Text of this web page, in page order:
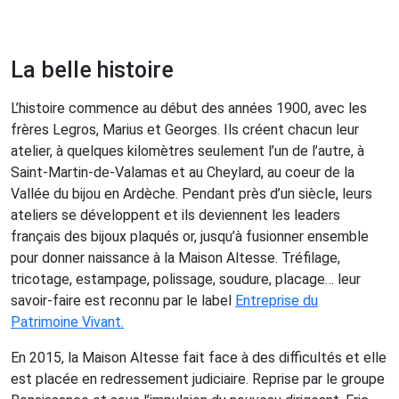
La belle histoire
L’histoire commence au début des années 1900, avec les
frères Legros, Marius et Georges. Ils créent chacun leur
atelier, à quelques kilomètres seulement l’un de l’autre, à
Saint-Martin-de-Valamas et au Cheylard, au coeur de la
Vallée du bijou en Ardèche. Pendant près d’un siècle, leurs
ateliers se développent et ils deviennent les leaders
français des bijoux plaqués or, jusqu’à fusionner ensemble
pour donner naissance à la Maison Altesse. Tréfilage,
tricotage, estampage, polissage, soudure, placage… leur
savoir-faire est reconnu par le label Entreprise du
Patrimoine Vivant.
En 2015, la Maison Altesse fait face à des difficultés et elle
est placée en redressement judiciaire. Reprise par le groupe